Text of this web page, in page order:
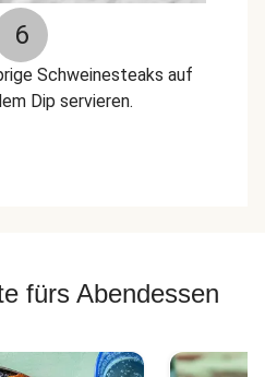
6
Schweinesteaks auf
Dip servieren.
fürs Abendessen